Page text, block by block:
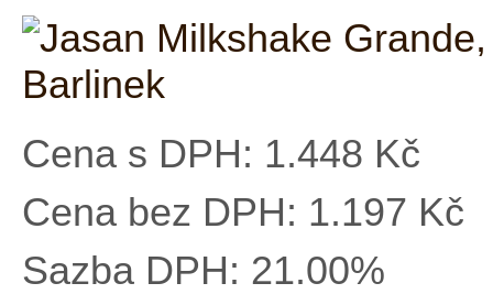
Cena s DPH: 1.448 Kč
Cena bez DPH: 1.197 Kč
Sazba DPH: 21.00%